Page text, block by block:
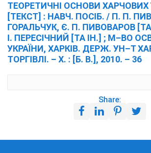
ТЕОРЕТИЧНІ ОСНОВИ ХАРЧОВИХ
[ТЕКСТ] : НАВЧ. ПОСІБ. / П. П.
ГОРАЛЬЧУК, Є. П. ПИВОВАРОВ
І. ПЕРЕСІЧНИЙ [ТА ІН.] ; М–ВО
УКРАЇНИ, ХАРКІВ. ДЕРЖ. УН–Т
ТОРГІВЛІ. – Х. : [Б. В.], 2010. – 36
Share: